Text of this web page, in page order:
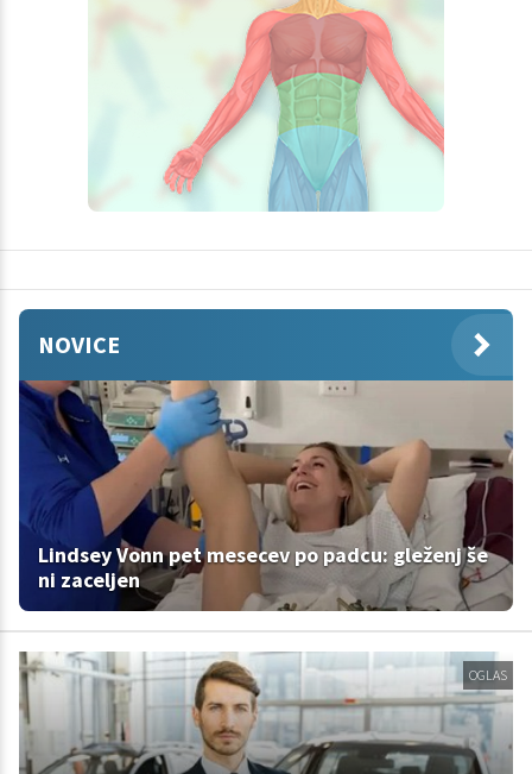
NOVICE
Lindsey Vonn pet mesecev po padcu: gleženj še
ni zaceljen
OGLAS